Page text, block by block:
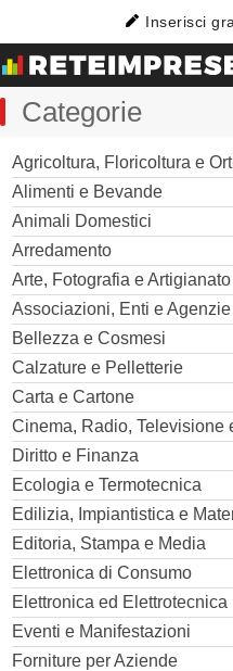
Inserisci
Categorie
Agricoltura, Floricoltura e
Alimenti e Bevande
Animali Domestici
Arredamento
Arte, Fotografia e Artigianato
Associazioni, Enti e Agenzie
Bellezza e Cosmesi
Calzature e Pelletterie
Carta e Cartone
Cinema, Radio, Televisione
Diritto e Finanza
Ecologia e Termotecnica
Edilizia, Impiantistica e
Editoria, Stampa e Media
Elettronica di Consumo
Elettronica ed Elettrotecnica
Eventi e Manifestazioni
Forniture per Aziende